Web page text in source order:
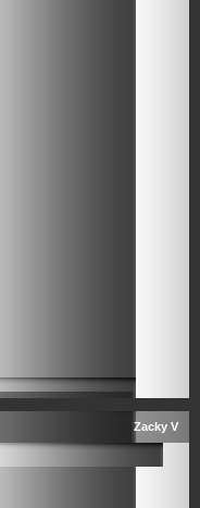
Zacky V